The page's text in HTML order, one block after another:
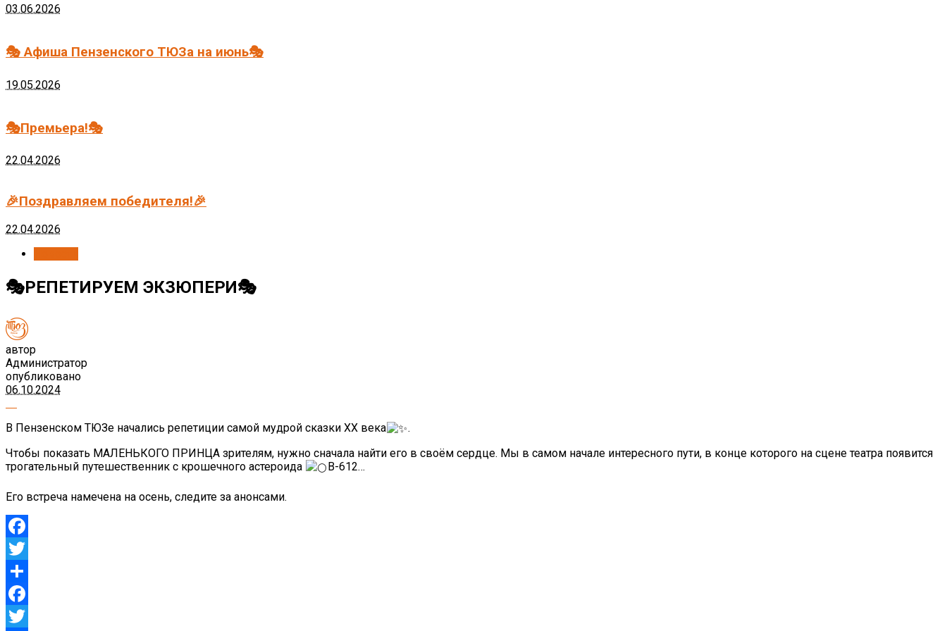
03.06.2026
🎭 Афиша Пензенского ТЮЗа на июнь🎭
19.05.2026
🎭Премьера!🎭
22.04.2026
🎉Поздравляем победителя!🎉
22.04.2026
🎭РЕПЕТИРУЕМ ЭКЗЮПЕРИ🎭
автор
Администратор
опубликовано
06.10.2024
В Пензенском ТЮЗе начались репетиции самой мудрой сказки XX века
.
Чтобы показать МАЛЕНЬКОГО ПРИНЦА зрителям, нужно сначала найти его в своëм сердце. Мы в самом начале интересного пути, в конце которого на сцене театра появится
трогательный путешественник с крошечного астероида
В-612…
Его встреча намечена на осень, следите за анонсами.
Facebook
Twitter
Отправить
Facebook